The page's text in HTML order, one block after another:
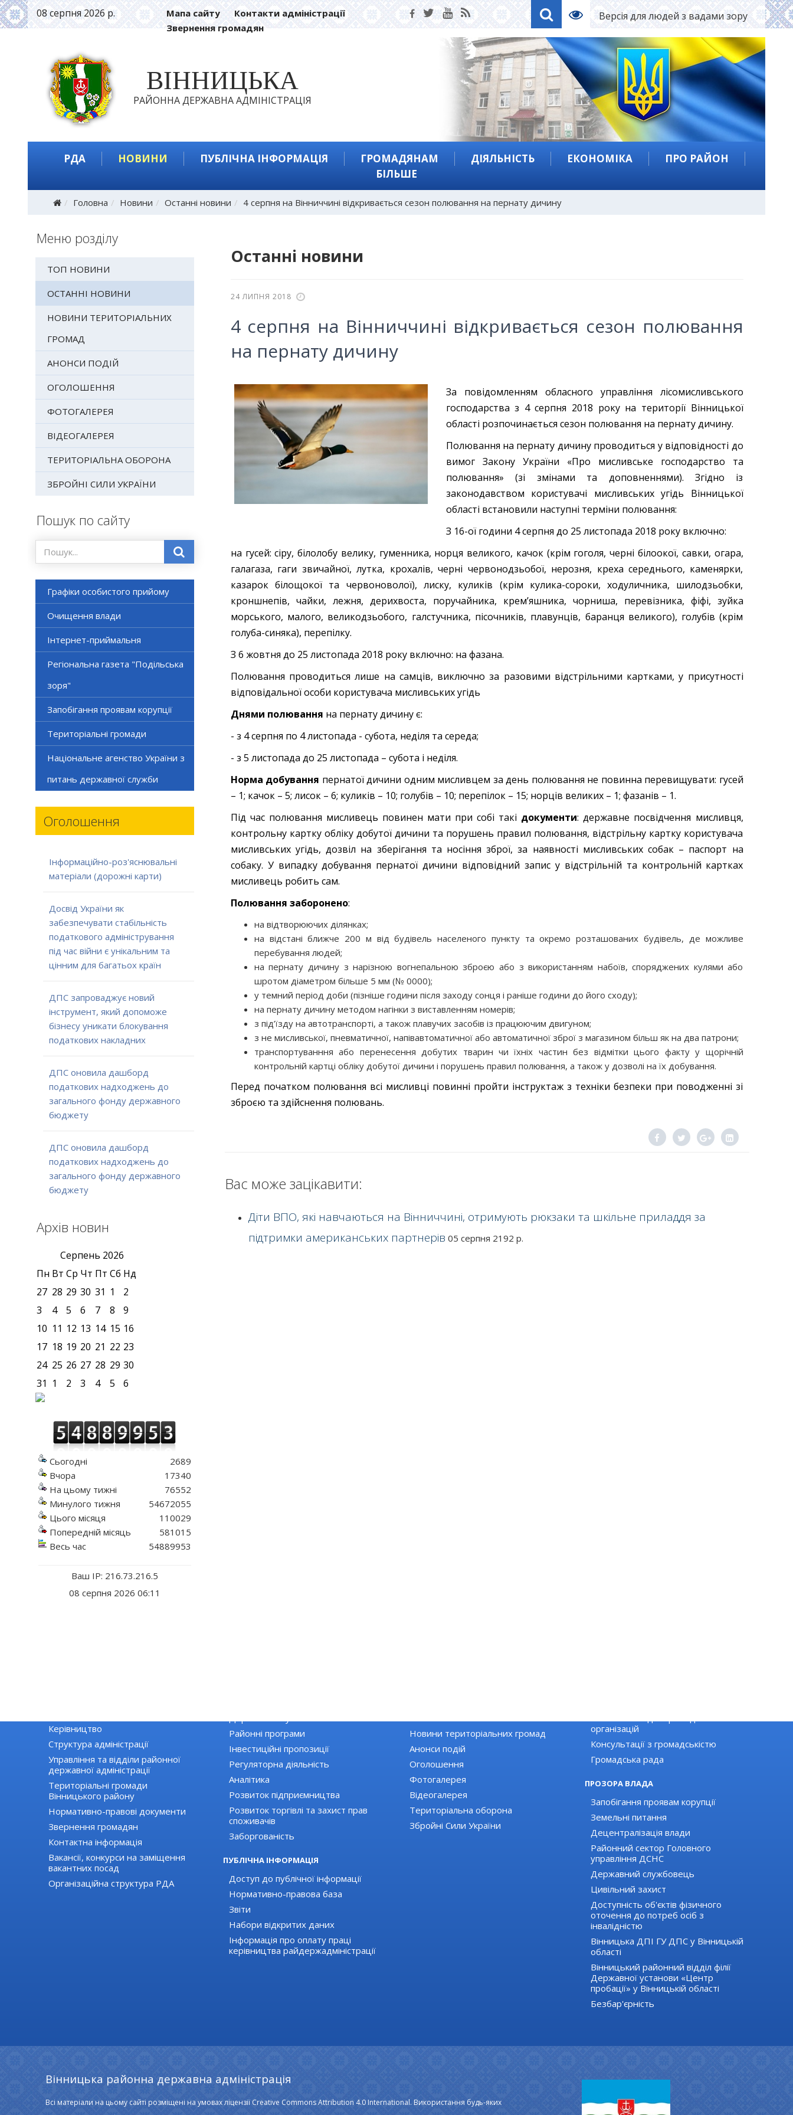
08 серпня 2026 р. Мапа сайту
Контакти адміністрації
Звернення громадян
Версія для людей з вадами зору
ВІННИЦЬКА
РАЙОННА ДЕРЖАВНА АДМІНІСТРАЦІЯ
РДА НОВИНИ ПУБЛІЧНА ІНФОРМАЦІЯ ГРОМАДЯНАМ ДІЯЛЬНІСТЬ ЕКОНОМІКА
ПРО РАЙОН
БІЛЬШЕ
Головна Новини Останні новини 4 серпня на Вінниччині відкривається сезон полювання на пернату дичину
Меню розділу
ТОП НОВИНИ
ОСТАННІ НОВИНИ
НОВИНИ ТЕРИТОРІАЛЬНИХ
ГРОМАД
АНОНСИ ПОДІЙ
ОГОЛОШЕННЯ
ФОТОГАЛЕРЕЯ
ВІДЕОГАЛЕРЕЯ
ТЕРИТОРІАЛЬНА ОБОРОНА
ЗБРОЙНІ СИЛИ УКРАЇНИ
Пошук по сайту
Графіки особистого прийому
Очищення влади
Інтернет-приймальня
Регіональна газета "Подільська
зоря"
Запобігання проявам корупції
Територіальні громади
Національне агенство України з
питань державної служби
Оголошення
Інформаційно-роз'яснювальні
матеріали (дорожні карти)
Досвід України як
забезпечувати стабільність
податкового адміністрування
під час війни є унікальним та
цінним для багатьох країн
ДПС запроваджує новий
інструмент, який допоможе
бізнесу уникати блокування
податкових накладних
ДПС оновила дашборд
податкових надходжень до
загального фонду державного
бюджету
ДПС оновила дашборд
податкових надходжень до
загального фонду державного
бюджету
Архів новин
Серпень 2026
Пн Вт Ср Чт Пт Сб Нд
27 28 29 30 31 1
2
3
4 5 6 7 8
9
10 11 12 13 14 15 16
17 18 19 20 21 22 23
24 25 26 27 28 29 30
31 1 2 3 4 5 6
Сьогодні
Вчора
На цьому тижні
Минулого тижня
Цього місяця
Попередній місяць
Весь час
2689
17340
76552
54672055
110029
581015
54889953
Ваш IP: 216.73.216.5
08 серпня 2026 06:11
Останні новини
24 ЛИПНЯ 2018
4 серпня на Вінниччині відкривається сезон полювання
на пернату дичину
За повідомленням обласного управління лісомисливського
господарства з 4 серпня 2018 року на території Вінницької
області розпочинається сезон полювання на пернату дичину.
Полювання на пернату дичину проводиться у відповідності до
вимог Закону України «Про мисливське господарство та
полювання» (зі змінами та доповненнями). Згідно із
законодавством користувачі мисливських угідь Вінницької
області встановили наступні терміни полювання:
З 16-ої години 4 серпня до 25 листопада 2018 року включно:
на гусей: сіру, білолобу велику, гуменника, норця великого, качок (крім гоголя, черні білоокої, савки, огара,
галагаза, гаги звичайної, лутка, крохалів, черні червонодзьобої, нерозня, креха середнього, каменярки,
казарок білощокої та червоноволої), лиску, куликів (крім кулика-сороки, ходуличника, шилодзьобки,
кроншнепів, чайки, лежня, дерихвоста, поручайника, крем’яшника, чорниша, перевізника, фіфі, зуйка
морського, малого, великодзьобого, галстучника, пісочників, плавунців, баранця великого), голубів (крім
голуба-синяка), перепілку.
З 6 жовтня до 25 листопада 2018 року включно: на фазана.
Полювання проводиться лише на самців, виключно за разовими відстрільними картками, у присутності
відповідальної особи користувача мисливських угідь
Днями полювання на пернату дичину є:
- з 4 серпня по 4 листопада - субота, неділя та середа;
- з 5 листопада до 25 листопада – субота і неділя.
Норма добування пернатої дичини одним мисливцем за день полювання не повинна перевищувати: гусей
– 1; качок – 5; лисок – 6; куликів – 10; голубів – 10; перепілок – 15; норців великих – 1; фазанів – 1.
Під час полювання мисливець повинен мати при собі такі документи: державне посвідчення мисливця,
контрольну картку обліку добутої дичини та порушень правил полювання, відстрільну картку користувача
мисливських угідь, дозвіл на зберігання та носіння зброї, за наявності мисливських собак – паспорт на
собаку. У випадку добування пернатої дичини відповідний запис у відстрільній та контрольній картках
мисливець робить сам.
Полювання заборонено:
на відтворюючих ділянках;
на відстані ближче 200 м від будівель населеного пункту та окремо розташованих будівель, де можливе
перебування людей;
на пернату дичину з нарізною вогнепальною зброєю або з використанням набоїв, споряджених кулями або
шротом діаметром більше 5 мм (№ 0000);
у темний період доби (пізніше години після заходу сонця і раніше години до його сходу);
на пернату дичину методом нагінки з виставленням номерів;
з під’їзду на автотранспорті, а також плавучих засобів із працюючим двигуном;
з не мисливської, пневматичної, напівавтоматичної або автоматичної зброї з магазином більш як на два патрони;
транспортуванння або перенесення добутих тварин чи їхніх частин без відмітки цього факту у щорічній
контрольній картці обліку добутої дичини і порушень правил полювання, а також у дозволі на їх добування.
Перед початком полювання всі мисливці повинні пройти інструктаж з техніки безпеки при поводженні зі
зброєю та здійснення полювань.
Вас може зацікавити:
Діти ВПО, які навчаються на Вінниччині, отримують рюкзаки та шкільне приладдя за
підтримки американських партнерів 05 серпня 2192 р.
Керівництво
Структура адміністрації
Управління та відділи районної
державної адміністрації
Територіальні громади
Вінницького району
Нормативно-правові документи
Звернення громадян
Контактна інформація
Вакансії, конкурси на заміщення
вакантних посад
Організаційна структура РДА
Районні програми
Інвестиційні пропозиції
Регуляторна діяльність
Аналітика
Розвиток підприємництва
Розвиток торгівлі та захист прав
споживачів
Заборгованість
ПУБЛІЧНА ІНФОРМАЦІЯ
Доступ до публічної інформації
Нормативно-правова база
Звіти
Набори відкритих даних
Інформація про оплату праці
керівництва райдержадміністрації
Новини територіальних громад
Анонси подій
Оголошення
Фотогалерея
Відеогалерея
Територіальна оборона
Збройні Сили України
організацій
Консультації з громадськістю
Громадська рада
ПРОЗОРА ВЛАДА
Запобігання проявам корупції
Земельні питання
Децентралізація влади
Районний сектор Головного
управління ДСНС
Державний службовець
Цивільний захист
Доступність об'єктів фізичного
оточення до потреб осіб з
інвалідністю
Вінницька ДПІ ГУ ДПС у Вінницькій
області
Вінницький районний відділ філії
Державної установи «Центр
пробації» у Вінницькій області
Безбар'єрність
Вінницька районна державна адміністрація
Всі матеріали на цьому сайті розміщені на умовах ліцензії Creative Commons Attribution 4.0 International. Використання будь-яких